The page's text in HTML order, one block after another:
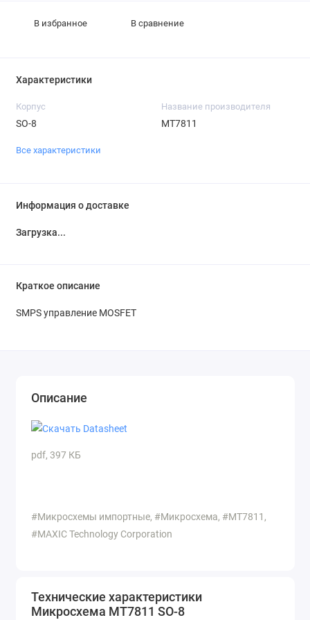
В избранное В сравнение
Характеристики
Корпус
SO-8
Название производителя
MT7811
Все характеристики
Информация о доставке
Загрузка...
Краткое описание
SMPS упpавление MOSFET
Описание
pdf, 397 КБ
#Микросхемы импортные, #Микросхема, #MT7811,
#MAXIC Technology Corporation
Технические характеристики
Микросхема MT7811 SO-8